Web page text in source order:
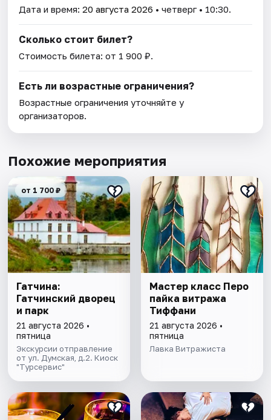
Дата и время:20 августа 2026 • четверг • 10:30.
Сколько стоит билет?
Стоимость билета: от 1 900 ₽.
Есть ли возрастные ограничения?
Возрастные ограничения уточняйте у
организаторов.
Похожие мероприятия
от 1 700 ₽
Гатчина:
Гатчинский дворец
и парк
21 августа 2026 •
пятница
Экскурсии отправление
от ул. Думская, д.2. Киоск
"Турсервис"
Мастер класс Перо
пайка витража
Тиффани
21 августа 2026 •
пятница
Лавка Витражиста